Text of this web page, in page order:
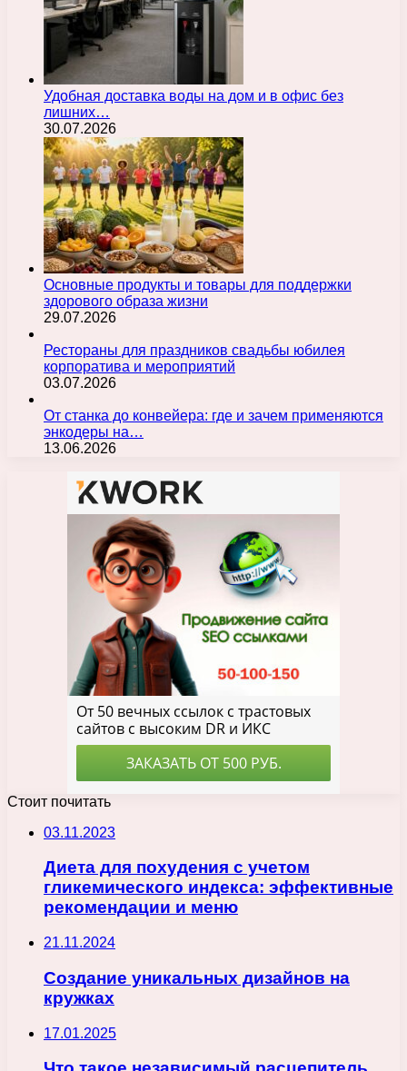
Удобная доставка воды на дом и в офис без
лишних…
30.07.2026
Основные продукты и товары для поддержки
здорового образа жизни
29.07.2026
Рестораны для праздников свадьбы юбилея
корпоратива и мероприятий
03.07.2026
От станка до конвейера: где и зачем применяются
энкодеры на…
13.06.2026
Стоит почитать
03.11.2023
Диета для похудения с учетом
гликемического индекса: эффективные
рекомендации и меню
21.11.2024
Создание уникальных дизайнов на
кружках
17.01.2025